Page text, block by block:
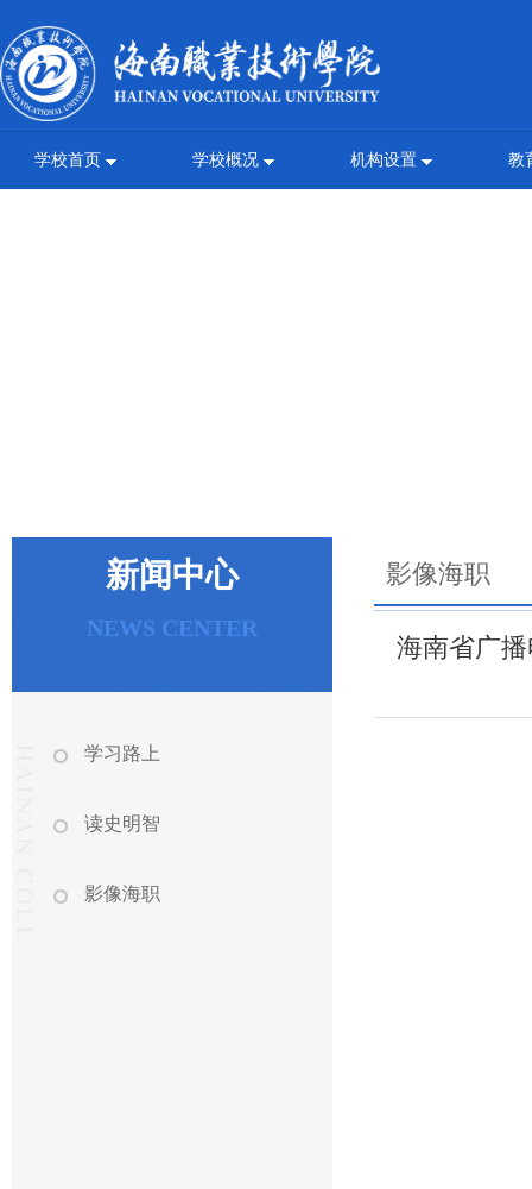
学校首页 学校概况 机构设置 教
新闻中心
NEWS CENTER
学习路上
读史明智
影像海职
影像海职
海南省广